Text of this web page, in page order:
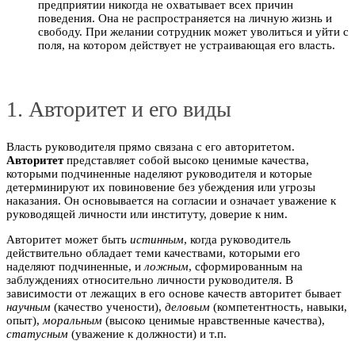
предприятии никогда не охватывает всех причин
поведения. Она не распространяется на личную жизнь и
свободу. При желании сотрудник может уволиться и уйти с
поля, на котором действует не устраивающая его власть.
1. Авторитет и его виды
Власть руководителя прямо связана с его авторитетом.
Авторитетпредставляет собой высоко ценимые качества,
которыми подчиненные наделяют руководителя и которые
детерминируют их повиновение без убеждения или угрозы
наказания. Он основывается на согласии и означает уважение к
руководящей личности или институту, доверие к ним.
Авторитет может быть истинным, когда руководитель
действительно обладает теми качествами, которыми его
наделяют подчиненные, и ложным, сформированным на
заблуждениях относительно личности руководителя. В
зависимости от лежащих в его основе качеств авторитет бывает
научным (качество учености), деловым (компетентность, навыки,
опыт), моральным (высоко ценимые нравственные качества),
статусным (уважение к должности) и т.п.